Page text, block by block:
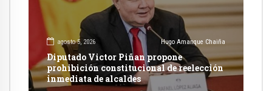
agosto 5, 2026 Hugo Amanque Chaiña
Diputado Victor Piñan propone
prohibición constitucional de reelección
inmediata de alcaldes